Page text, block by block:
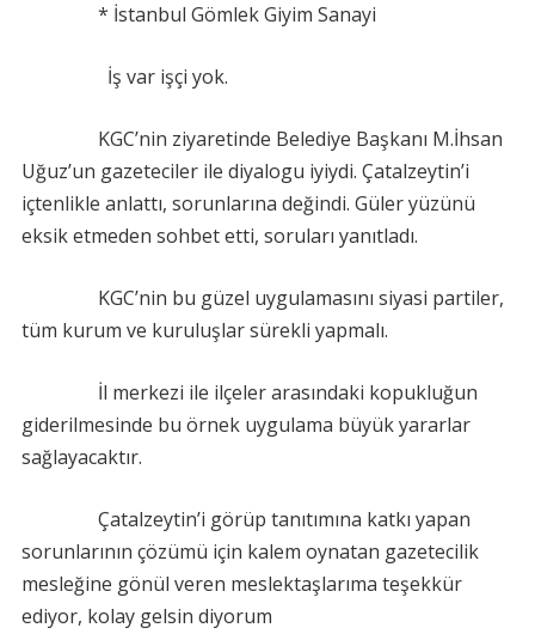
* İstanbul Gömlek Giyim Sanayi
İş var işçi yok.
KGC’nin ziyaretinde Belediye Başkanı M.İhsan
Uğuz’un gazeteciler ile diyalogu iyiydi. Çatalzeytin’i
içtenlikle anlattı, sorunlarına değindi. Güler yüzünü
eksik etmeden sohbet etti, soruları yanıtladı.
KGC’nin bu güzel uygulamasını siyasi partiler,
tüm kurum ve kuruluşlar sürekli yapmalı.
İl merkezi ile ilçeler arasındaki kopukluğun
giderilmesinde bu örnek uygulama büyük yararlar
sağlayacaktır.
Çatalzeytin’i görüp tanıtımına katkı yapan
sorunlarının çözümü için kalem oynatan gazetecilik
mesleğine gönül veren meslektaşlarıma teşekkür
ediyor, kolay gelsin diyorum